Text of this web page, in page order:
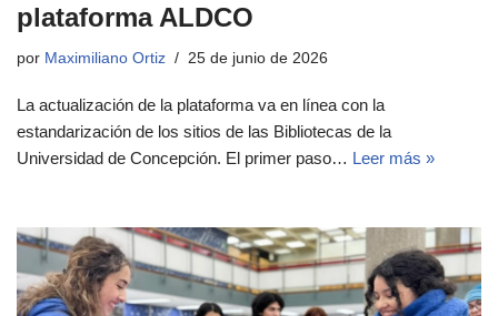
plataforma ALDCO
por Maximiliano Ortiz 25 de junio de 2026
La actualización de la plataforma va en línea con la
estandarización de los sitios de las Bibliotecas de la
Universidad de Concepción. El primer paso… Leer más »